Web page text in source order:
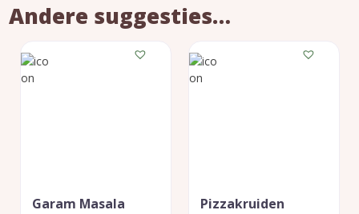
Andere suggesties…
Garam Masala Pizzakruiden